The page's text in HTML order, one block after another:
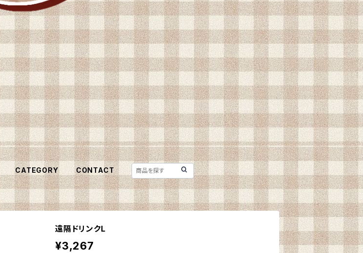
CATEGORY CONTACT
遠隔ドリンクL
¥3,267